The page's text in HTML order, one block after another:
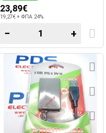
23,89€
19,27€ + ΦΠΑ 24%
− +